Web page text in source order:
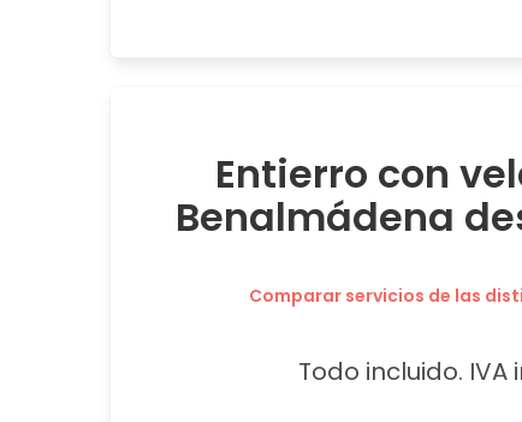
Entierro con
Benalmádena
Comparar servicios de las
Todo incluido. IVA